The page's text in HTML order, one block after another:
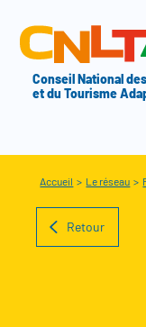
Conseil National
et du Tourisme
Accueil > Le réseau >
Retour